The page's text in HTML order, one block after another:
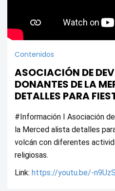
Contenidos
ASOCIACIÓN DE
DONANTES DE LA
DETALLES PARA
#Información I Asociación
la Merced alista detalles
volcán con diferentes
religiosas.
Link: https://youtu.be/-